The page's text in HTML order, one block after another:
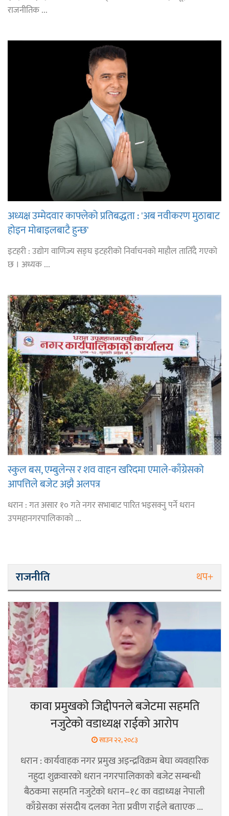
राजनीतिक ...
अध्यक्ष उम्मेदवार काफ्लेको प्रतिबद्धता : 'अब नवीकरण मुठाबाट
होइन मोबाइलबाटै हुन्छ'
इटहरी : उद्योग वाणिज्य सङ्घ इटहरीको निर्वाचनको माहौल तातिँदै गएको
छ । अध्यक ...
स्कुल बस, एम्बुलेन्स र शव वाहन खरिदमा एमाले-काँग्रेसको
आपत्तिले बजेट अझै अलपत्र
धरान : गत असार १० गते नगर सभाबाट पारित भइसक्नु पर्ने धरान
उपमहानगरपालिकाको ...
राजनीति थप+
कावा प्रमुखको जिद्दीपनले बजेटमा सहमति
नजुटेको वडाध्यक्ष राईको आरोप
साउन २२, २०८३
धरान : कार्यवाहक नगर प्रमुख अइन्द्रविक्रम बेघा व्यवहारिक
नहुदा शुक्रवारको धरान नगरपालिकाको बजेट सम्बन्धी
बैठकमा सहमति नजुटेको धरान–१८ का वडाध्यक्ष नेपाली
काँग्रेसका संसदीय दलका नेता प्रवीण राईले बताएक ...